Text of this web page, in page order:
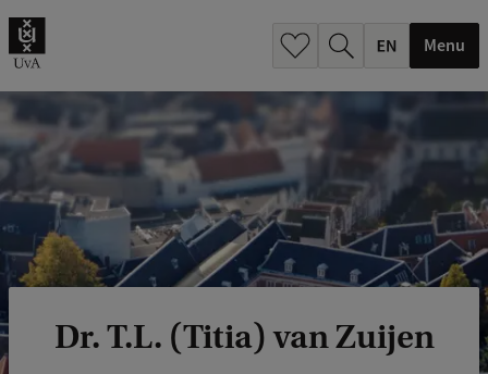
Menu
Dr. T.L. (Titia) van Zuijen